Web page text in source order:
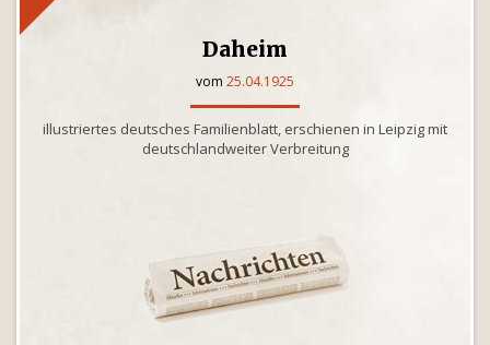
Daheim
vom 25.04.1925
illustriertes deutsches Familienblatt, erschienen in Leipzig mit
deutschlandweiter Verbreitung